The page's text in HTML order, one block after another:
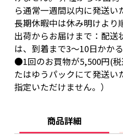
ら通常一週間以内に発送い
長期休暇中は休み明けより
出荷からお届けまで：配送
は、到着まで3～10日かか
●1回のお買物が5,500円(
たはゆうパックにて発送い
指定いただけません。）
商品詳細